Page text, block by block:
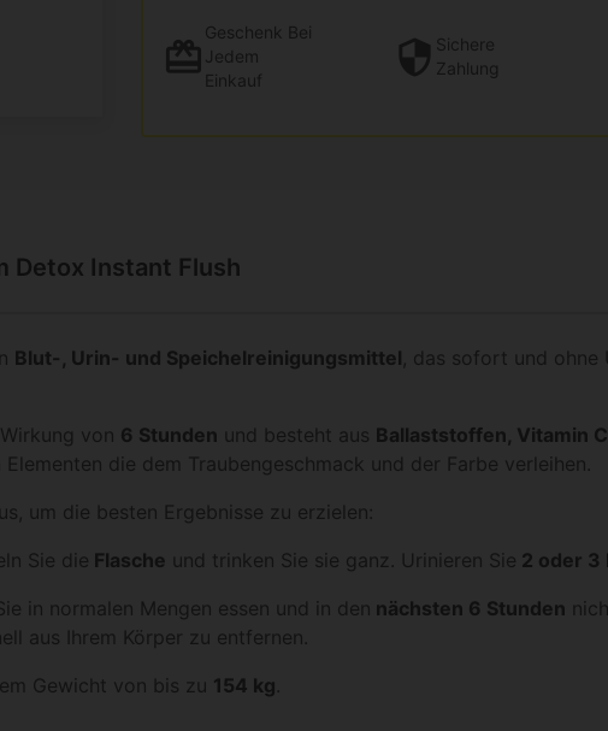
Geschenk Bei
Jedem
Einkauf
Sichere
Zahlung
Detox Instant Flush
Blut-, Urin- und Speichelreinigungsmittel, das sofort und ohne
von 6 Stunden und besteht aus Ballaststoffen, Vitamin C
Elementen die dem Traubengeschmack und der Farbe verleihen.
um die besten Ergebnisse zu erzielen:
Sie die Flasche und trinken Sie sie ganz. Urinieren Sie 2 oder 3
in normalen Mengen essen und in den nächsten 6 Stunden
aus Ihrem Körper zu entfernen.
Gewicht von bis zu 154 kg.